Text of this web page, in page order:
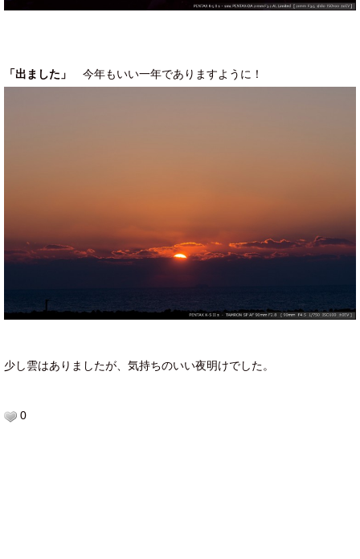
「出ました」 今年もいい一年でありますように！
少し雲はありましたが、気持ちのいい夜明けでした。
0